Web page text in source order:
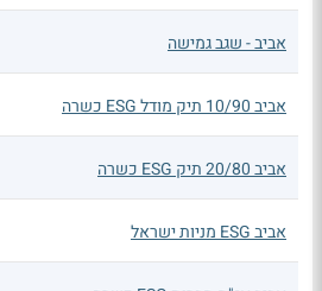
אביב - שגב גמישה
אביב 10/90 תיק מודל ESG כשרה
אביב 20/80 תיק ESG כשרה
אביב ESG מניות ישראל